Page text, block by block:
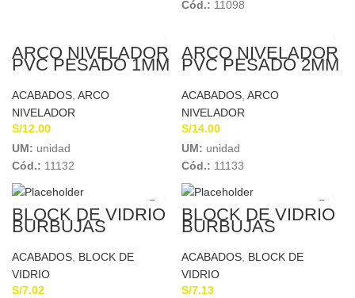
Cód.: 11098
ARCO NIVELADOR
PVC PESADO 1MM
PARA
PORCELANATO X
CIENTO
ACABADOS ARCO
NIVELADOR
S/12.00
UM: unidad
Cód.: 11132
ARCO NIVELADOR
PVC PESADO 2MM
PARA
PORCELANATO X
CIENTO
ACABADOS ARCO
NIVELADOR
S/14.00
UM: unidad
Cód.: 11133
BLOCK DE VIDRIO
BURBUJAS
190x190x80 mm
ACABADOS, BLOCK DE
VIDRIO
S/7.02
BLOCK DE VIDRIO
BURBUJAS
19x19x80mm
ACABADOS, BLOCK DE
VIDRIO
S/7.13